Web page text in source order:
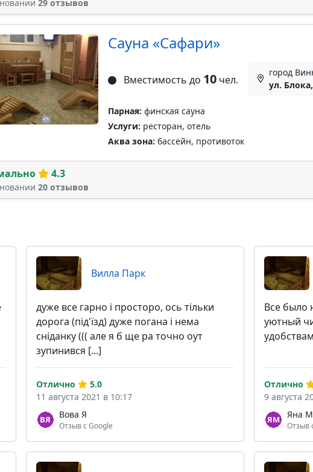
29 отзывов
Сауна «Сафари»
Вместимость до 10чел.
город
ул.
Парная: финская сауна
Услуги: ресторан, отель
Аква зона: бассейн, противоток
4.3
20 отзывов
Вилла Парк
дуже все гарно і просторо, ось тільки
дорога (під'їзд) дуже погана і нема
сніданку ((( але я б ще ра точно оут
зупинився [...]
Вова Я
Отзыв с Google
Отлично
5.0
11 августа 2021 в 10:17
Все было
уютный
Яна
Отзыв
Отлично
9 августа